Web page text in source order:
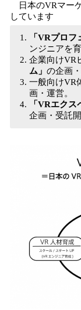
日本のVRマー
しています
「VRプロフ
ンジニアを
企業向けVR
ム」 の企画・
一般向けVR
画・運営。
「VRエクス
企画・受託開